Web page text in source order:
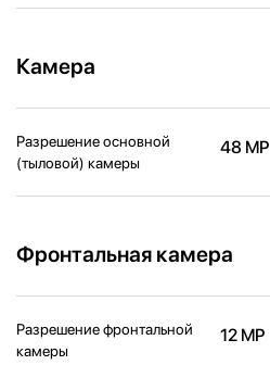
Камера
Разрешение основной
(тыловой) камеры
48 MP
Фронтальная камера
Разрешение фронтальной
камеры
12 MP